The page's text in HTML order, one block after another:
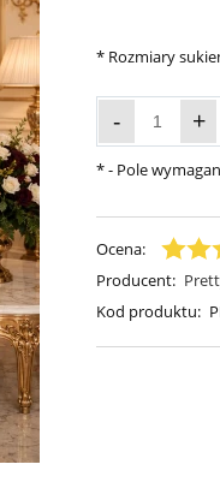
* Rozmiary
- +
*- Pole
Ocena:
Producent:
Kod produktu: